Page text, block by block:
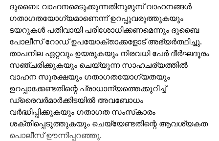
ദുബൈ: വാഹനമെടുക്കുന്നതിനുമുമ്പ് വാഹനങ്ങള്‍
ഗതാഗതയോഗ്യമാണെന്ന് ഉറപ്പുവരുത്തുകയും
ടയറുകള്‍ പതിവായി പരിശോധിക്കണമെന്നും ദുബൈ
പോലീസ് റോഡ് ഉപയോക്താക്കളോട് അഭ്യര്‍ത്ഥിച്ചു.
താപനില ഏറ്റവും ഉയരുകയും നിരവധി പേര്‍ ദീര്‍ഘദൂരം
സഞ്ചരിക്കുകയും ചെയ്യുന്ന സാഹചര്യത്തില്‍
വാഹന സുരക്ഷയും ഗതാഗതയോഗ്യതയും
ഉറപ്പാക്കേണ്ടതിന്റെ പ്രാധാന്യത്തെക്കുറിച്ച്
ഡ്രൈവര്‍മാര്‍ക്കിടയില്‍ അവബോധം
വര്‍ദ്ധിപ്പിക്കുകയും ഗതാഗത സംസ്‌കാരം
ശക്തിപ്പെടുത്തുകയും ചെയ്യേണ്ടതിന്റെ ആവശ്യകത
പൊലീസ് ഊന്നിപ്പറഞ്ഞു.